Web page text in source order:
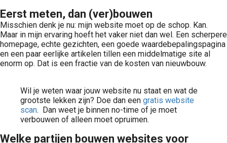
Eerst meten, dan (ver)bouwen
Misschien denk je nu: mijn website moet op de schop. Kan.
Maar in mijn ervaring hoeft het vaker niet dan wel. Een scherpere
homepage, echte gezichten, een goede waardebepalingspagina
en een paar eerlijke artikelen tillen een middelmatige site al
enorm op. Dat is een fractie van de kosten van nieuwbouw.
Wil je weten waar jouw website nu staat en wat de
grootste lekken zijn? Doe dan een gratis website
scan. Dan weet je binnen no-time of je moet
verbouwen of alleen moet opruimen.
Welke partijen bouwen websites voor